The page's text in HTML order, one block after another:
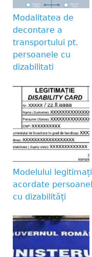
Modalitatea de
decontare a
transportului pt.
persoanele cu
dizabilitati
Modelului
acordate
cu dizabilități